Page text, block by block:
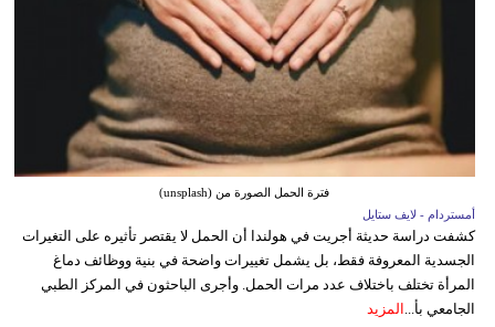
فترة الحمل الصورة من (unsplash)
أمستردام - لايف ستايل
كشفت دراسة حديثة أجريت في هولندا أن الحمل لا يقتصر تأثيره على التغيرات
الجسدية المعروفة فقط، بل يشمل تغييرات واضحة في بنية ووظائف دماغ
المرأة تختلف باختلاف عدد مرات الحمل. وأجرى الباحثون في المركز الطبي
الجامعي بأ... المزيد